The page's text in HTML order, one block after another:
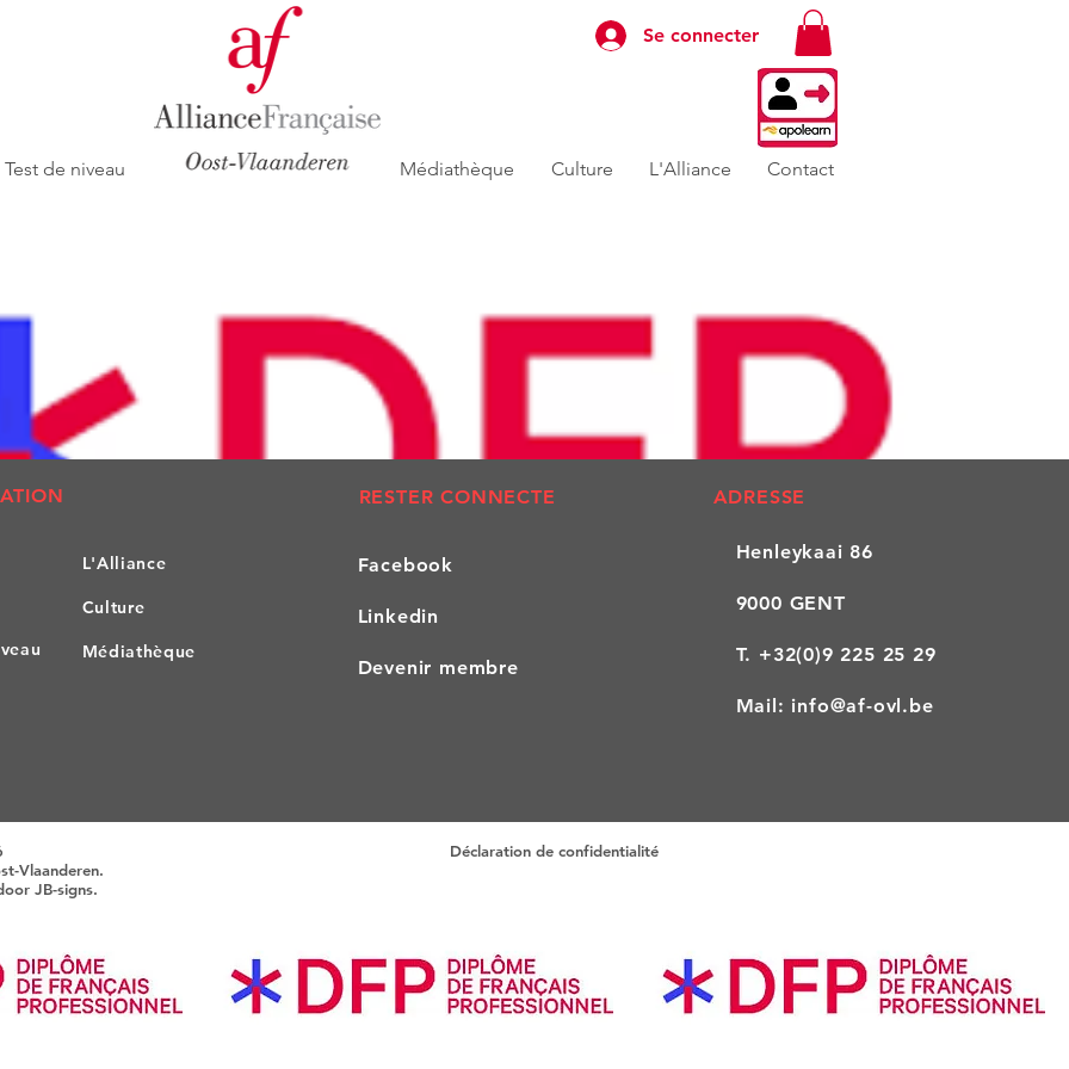
Test de niveau
Se connecter
Médiathèque Culture L'Alliance Contact
L'All iance
Culture
Médiathèque
RESTER CONNECTE
Facebook
Linkedin
Devenir membre
ADRESSE
Henleykaai 86
9000 GENT
T. +32(0)9 225 25 29
Mail: info@af-ovl.be
Vlaanderen.
JB-signs.
Déclaration de confidentialité